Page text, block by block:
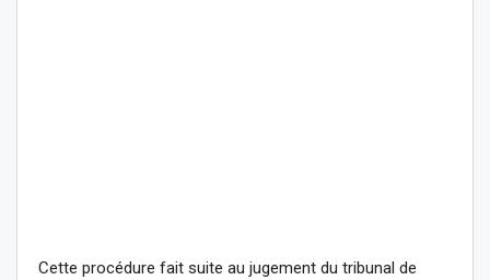
Cette procédure fait suite au jugement du tribunal de